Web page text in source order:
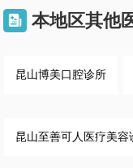
 本地区其他
昆山博美口腔诊所
昆山至善可人医疗美容